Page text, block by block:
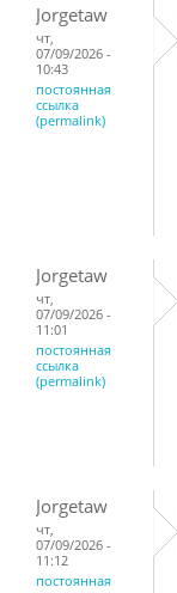
Jorgetaw
чт,
07/09/2026 -
10:43
постоянная
ссылка
(permalink)
Jorgetaw
чт,
07/09/2026 -
11:01
постоянная
ссылка
(permalink)
Jorgetaw
чт,
07/09/2026 -
11:12
постоянная